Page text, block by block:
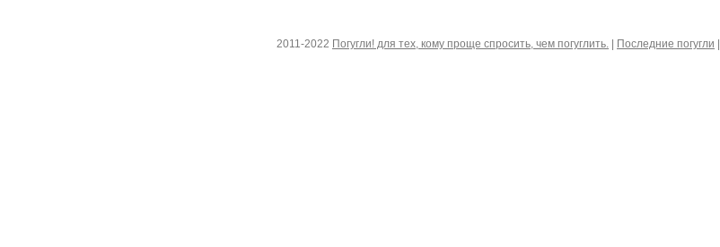
2011-2022 Погугли! для тех, кому проще спросить, чем погуглить. Последние погугли